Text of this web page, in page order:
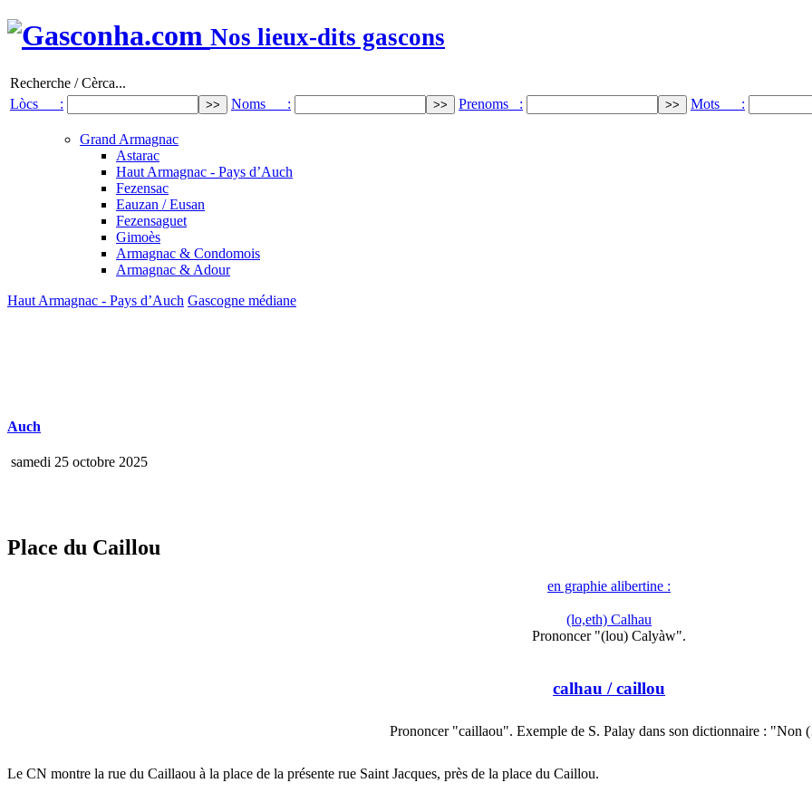
Nos lieux-dits gascons
Recherche / Cèrca...
Lòcs :
Noms : Prenoms : Mots :
Grand Armagnac
Astarac
Haut Armagnac - Pays d’Auch
Fezensac
Eauzan / Eusan
Fezensaguet
Gimoès
Armagnac & Condomois
Armagnac & Adour
Haut Armagnac - Pays d’Auch Gascogne médiane
Auch
samedi 25 octobre 2025
Place du Caillou
en graphie alibertine :
(lo,eth) Calhau
Prononcer "(lou) Calyàw".
calhau / caillou
Prononcer "caillaou". Exemple de S. Palay dans son dictionnaire : "Non
Le CN montre la rue du Caillaou à la place de la présente rue Saint Jacques, près de la place du Caillou.